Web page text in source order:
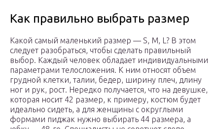
Как правильно выбрать размер
Какой самый маленький размер — S, M, L? В этом
следует разобраться, чтобы сделать правильный
выбор. Каждый человек обладает индивидуальными
параметрами телосложения. К ним относят объем
грудной клетки, талии, бедер, ширину плеч, длину
ног и рук, рост. Нередко получается, что на девушке,
которая носит 42 размер, к примеру, костюм будет
идеально сидеть, а для женщины с округлыми
формами пиджак нужно выбирать 44 размера, а